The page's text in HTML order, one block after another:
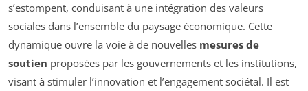
s’estompent, conduisant à une intégration des valeurs
sociales dans l’ensemble du paysage économique. Cette
dynamique ouvre la voie à de nouvelles mesures de
soutien proposées par les gouvernements et les institutions,
visant à stimuler l’innovation et l’engagement sociétal. Il est